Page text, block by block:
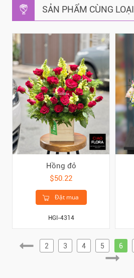
SẢN PHẨM CÙNG LOẠI
Hồng đỏ
$50.22
Đặt mua
HGI-4314
2 3 4 5 6